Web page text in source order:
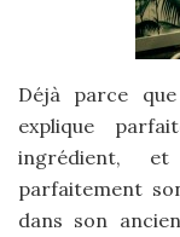
Déjà parce
explique
ingrédient,
parfaitement
dans son